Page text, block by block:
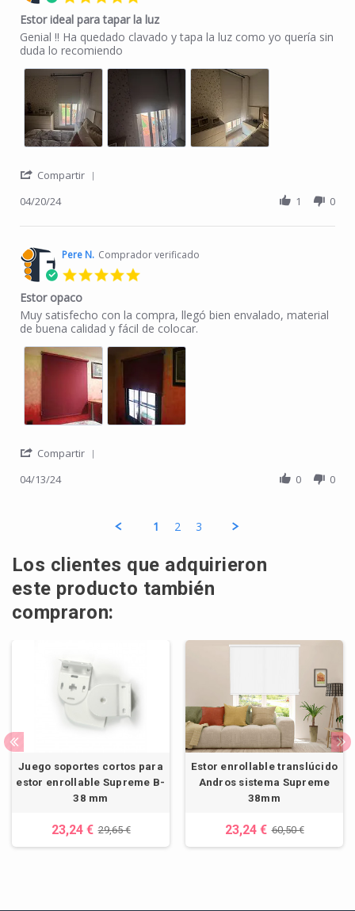
Estor ideal para tapar la luz
Review by Ana S. on 20 Apr 2024
review stating Estor ideal para tapar la luz
Genial !! Ha quedado clavado y tapa la luz como yo quería sin
duda lo recomiendo
Compartir
04/20/24 1 0
Pere N. Comprador verificado
Estor opaco
Review by Pere N. on 13 Apr 2024
review stating Estor opaco
Muy satisfecho con la compra, llegó bien envalado, material
de buena calidad y fácil de colocar.
Compartir
04/13/24 0 0
1 2 3
Los clientes que adquirieron
este producto también
compraron:
Juego soportes cortos para
estor enrollable Supreme B-
38 mm
23,24 € 29,65 €
Estor enrollable translúcido
Andros sistema Supreme
38mm
23,24 € 60,50 €